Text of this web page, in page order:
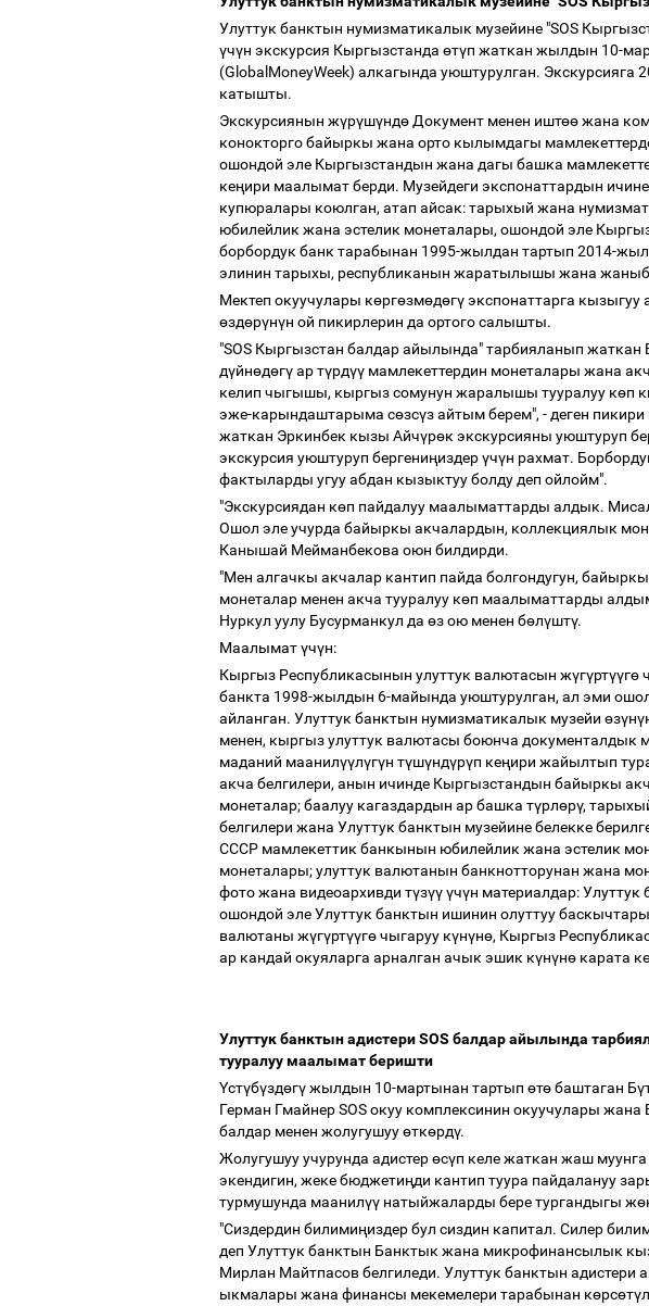
Улуттук банктын нумизматикалык музейине "SOS
үчүн экскурсия Кыргызстанда өтүп жаткан жылдын 10-
(GlobalMoneyWeek) алкагында уюштурулган.
катышты.
Экскурсиянын жүрүшүндө Документ менен иштөөжана
конокторго байыркы жана орто кылымдагы
ошондой эле Кыргызстандын жана дагы башка
кеңири маалымат берди. Музейдеги экспонаттардын
купюралары коюлган, атап айсак: тарыхый жана
юбилейлик жана эстелик монеталары, ошондой эле
борбордук банк тарабынан 1995-жылдан тартып 2014-
элинин тарыхы, республиканын жаратылышы жана
Мектеп окуучулары көргөзмөдөгүэкспонаттарга кызыгуу
өздөрүнүн ой пикирлерин да ортого салышты.
"SOS Кыргызстан балдар айылында" тарбияланып
дүйнөдөгүар түрдүү мамлекеттердин монеталары жана
келип чыгышы, кыргыз сомунун жаралышы тууралуу көп
эже-карындаштарыма сөзсүз айтым берем", - деген пикири
жаткан Эркинбек кызы Айчүрөк экскурсияны уюштуруп
экскурсия уюштуруп бергениңиздерүчүн рахмат.
фактыларды угуу абдан кызыктуу болду деп ойлойм".
"Экскурсиядан көп пайдалуу маалыматтарды алдык.
Ошол эле учурда байыркы акчалардын, коллекциялык
Канышай Мейманбекова оюн билдирди.
"Мен алгачкы акчалар кантип пайда болгондугун, байыркы
монеталар менен акча тууралуу көп маалыматтарды
Нуркул уулу Бусурманкул да өз ою менен бөлүштү.
Маалыматүчүн:
Кыргыз Республикасынын улуттук валютасын жүгүртүүгө
банкта 1998-жылдын 6-майында уюштурулган, ал эми
айланган. Улуттук банктын нумизматикалык музейи өзүнү
менен, кыргыз улуттук валютасы боюнча документалдык
маданий маанилүүлүгүн түшүндүрүп кеңири жайылтып
акча белгилери, анын ичинде Кыргызстандын байыркы
монеталар; баалуу кагаздардын ар башка түрлөрү,
белгилери жана Улуттук банктын музейине белекке
СССР мамлекеттик банкынын юбилейлик жана эстелик
монеталары; улуттук валютанын банкнотторунан жана
фото жана видеоархивди түзүүүчүн материалдар:
ошондой эле Улуттук банктын ишинин олуттуу
валютаны жүгүртүүгөчыгаруу күнүнө, Кыргыз
ар кандай окуяларга арналган ачык эшик күнүнө карата к
Улуттук банктын адистери SOS балдар айылында
тууралуу маалымат беришти
Үстүбүздөгүжылдын 10-мартынан тартып өтөбаштаган Бү
Герман Гмайнер SOS окуу комплексинин окуучулары
балдар менен жолугушууөткөрдү.
Жолугушуу учурунда адистерөсүп келе жаткан жаш
экендигин, жеке бюджетиңди кантип туура пайдалануу
турмушунда маанилүү натыйжаларды бере тургандыгы жө
"Сиздердин билимиңиздер бул сиздин капитал. Силер
деп Улуттук банктын Банктык жана микрофинансылык
Мирлан Майтпасов белгиледи. Улуттук банктын
ыкмалары жана финансы мекемелери тарабынан көрсөтүл